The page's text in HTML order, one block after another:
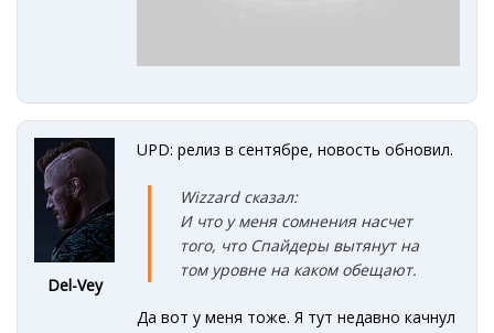
Del-Vey
UPD: релиз в сентябре, новость обновил.
Wizzard сказал:
И что у меня сомнения насчет
того, что Спайдеры вытянут на
том уровне на каком обещают.
Да вот у меня тоже. Я тут недавно качнул